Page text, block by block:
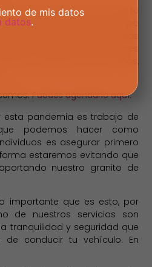
desinfectar tú mismo tu
caso de no tener tiempo
máquina con tecnología más
algo importante que debes
el estado de los frenos,
Puedes agendarlo aquí.
esta pandemia es trabajo de
podemos hacer como
es asegurar primero
estaremos evitando que
nuestro granito de
importante que es esto, por
de nuestros servicios son
tranquilidad y seguridad que
de conducir tu vehículo. En
de mis datos
datos.